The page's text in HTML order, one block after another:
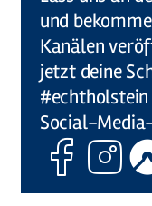
und
Kanälen
jetzt deine
#echtholstein
Social-
Facebook